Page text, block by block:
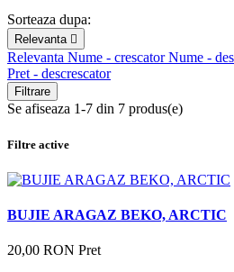
Sorteaza dupa:
Relevanta 
Relevanta Nume - crescatorNume -
Pret - descrescator
Filtrare
Se afiseaza 1-7 din 7 produs(e)
Filtre active
BUJIE ARAGAZ BEKO, ARCTIC
20,00 RON Pret